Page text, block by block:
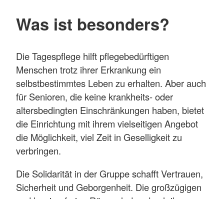
Was ist besonders?
Die Tagespflege hilft pflegebedürftigen
Menschen trotz ihrer Erkrankung ein
selbstbestimmtes Leben zu erhalten. Aber auch
für Senioren, die keine krankheits- oder
altersbedingten Einschränkungen haben, bietet
die Einrichtung mit ihrem vielseitigen Angebot
die Möglichkeit, viel Zeit in Geselligkeit zu
verbringen.
Die Solidarität in der Gruppe schafft Vertrauen,
Sicherheit und Geborgenheit. Die großzügigen